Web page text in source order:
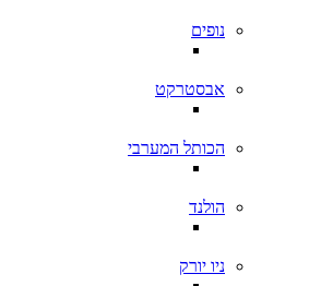
נופים
אבסטרקט
הכותל המערבי
הולנד
ניו יורק